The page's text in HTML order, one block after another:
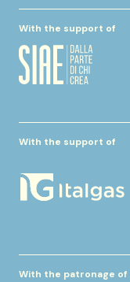
With the support of
With the support of
With the patronage of